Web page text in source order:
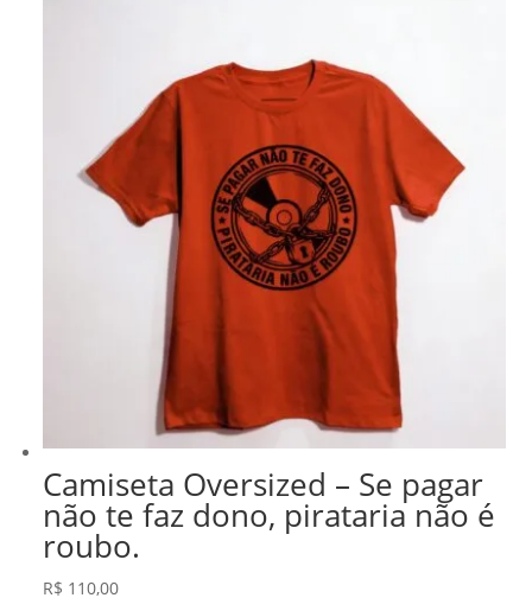
Camiseta Oversized – Se pagar
não te faz dono, pirataria não é
roubo.
R$ 110,00